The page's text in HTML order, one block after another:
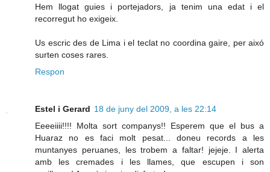
Hem llogat guies i portejadors, ja tenim una edat i el
recorregut ho exigeix.
Us escric des de Lima i el teclat no coordina gaire, per aixó
surten coses rares.
Respon
Estel i Gerard 18 de juny del 2009, a les 22:14
Eeeeiiii!!!! Molta sort companys!! Esperem que el bus a
Huaraz no es faci molt pesat... doneu records a les
muntanyes peruanes, les trobem a faltar! jejeje. I alerta
amb les cremades i les llames, que escupen i son